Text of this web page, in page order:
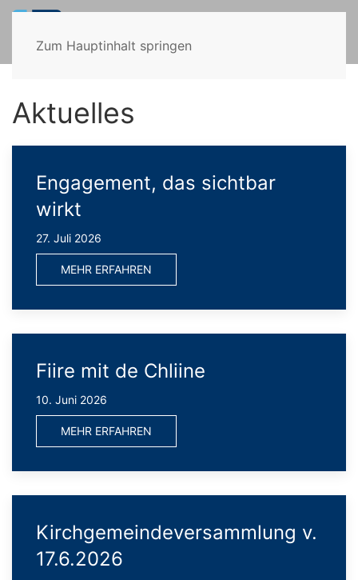
Zum Hauptinhalt springen
Aktuelles
Engagement, das sichtbar
wirkt
27. Juli 2026
MEHR ERFAHREN
Fiire mit de Chliine
10. Juni 2026
MEHR ERFAHREN
Kirchgemeindeversammlung v.
17.6.2026